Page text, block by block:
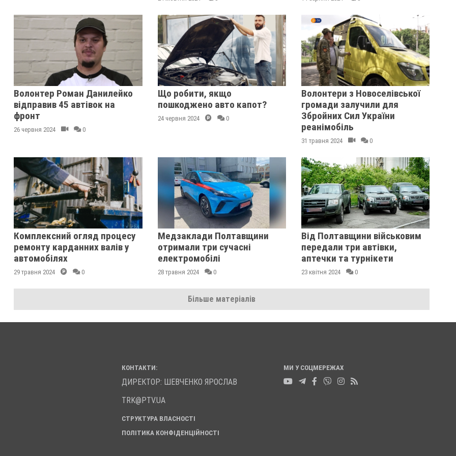
Волонтер Роман Данилейко
відправив 45 автівок на
фронт
26 червня 2024 0
Що робити, якщо
пошкоджено авто капот?
24 червня 2024 0
Волонтери з Новоселівської
громади залучили для
Збройних Сил України
реанімобіль
31 травня 2024 0
Комплексний огляд процесу
ремонту карданних валів у
автомобілях
29 травня 2024 0
Медзаклади Полтавщини
отримали три сучасні
електромобілі
28 травня 2024 0
Від Полтавщини військовим
передали три автівки,
аптечки та турнікети
23 квітня 2024 0
Більше матеріалів
КОНТАКТИ:
ДИРЕКТОР: ШЕВЧЕНКО ЯРОСЛАВ
TRK@PTV.UA
СТРУКТУРА ВЛАСНОСТІ
ПОЛІТИКА КОНФІДЕНЦІЙНОСТІ
МИ У СОЦМЕРЕЖАХ